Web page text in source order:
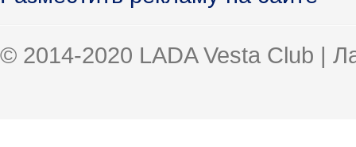
© 2014-2020 LADA Vesta Club |